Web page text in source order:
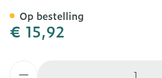
€ 15,92
Op bestelling